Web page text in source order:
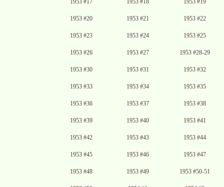
1953 #17 1953 #18 1953 #19
1953 #20 1953 #21 1953 #22
1953 #23 1953 #24 1953 #25
1953 #26 1953 #27 1953 #28-29
1953 #30 1953 #31 1953 #32
1953 #33 1953 #34 1953 #35
1953 #36 1953 #37 1953 #38
1953 #39 1953 #40 1953 #41
1953 #42 1953 #43 1953 #44
1953 #45 1953 #46 1953 #47
1953 #48 1953 #49 1953 #50-51